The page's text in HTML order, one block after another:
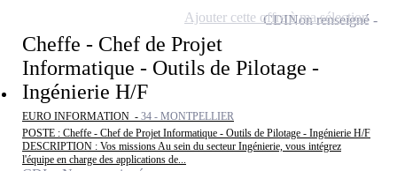
Cheffe - Chef de Projet
Informatique - Outils de Pilotage -
Ingénierie H/F
EURO INFORMATION - 34 - MONTPELLIER
POSTE : Cheffe - Chef de Projet Informatique - Outils de Pilotage - Ingénierie H/F
DESCRIPTION : Vos missions Au sein du secteur Ingénierie, vous intégrez
l'équipe en charge des applications de...
CDINon renseigné
Ajouter cette offre à ma sélection